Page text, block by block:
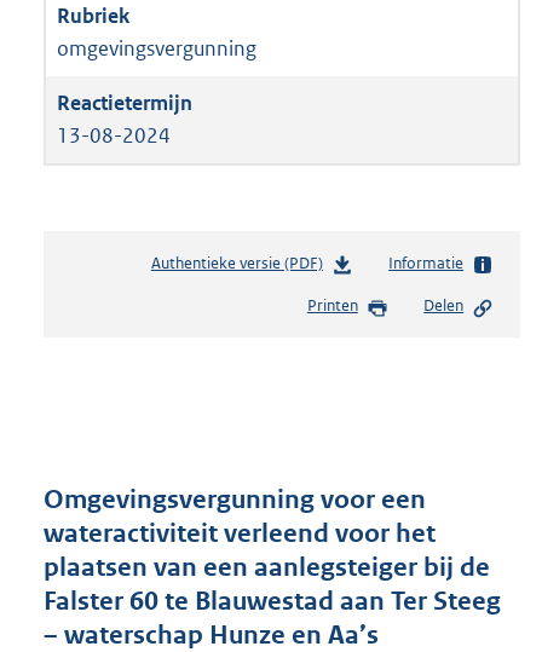
omgevingsvergunning
13-08-2024
Authentieke versie (PDF)b
s
r
o
t
t
Informatie
Printen Delen
Omgevingsvergunning voor een
wateractiviteit verleend voor het
plaatsen van een aanlegsteiger bij de
Falster 60 te Blauwestad aan Ter Steeg
– waterschap Hunze en Aa’s